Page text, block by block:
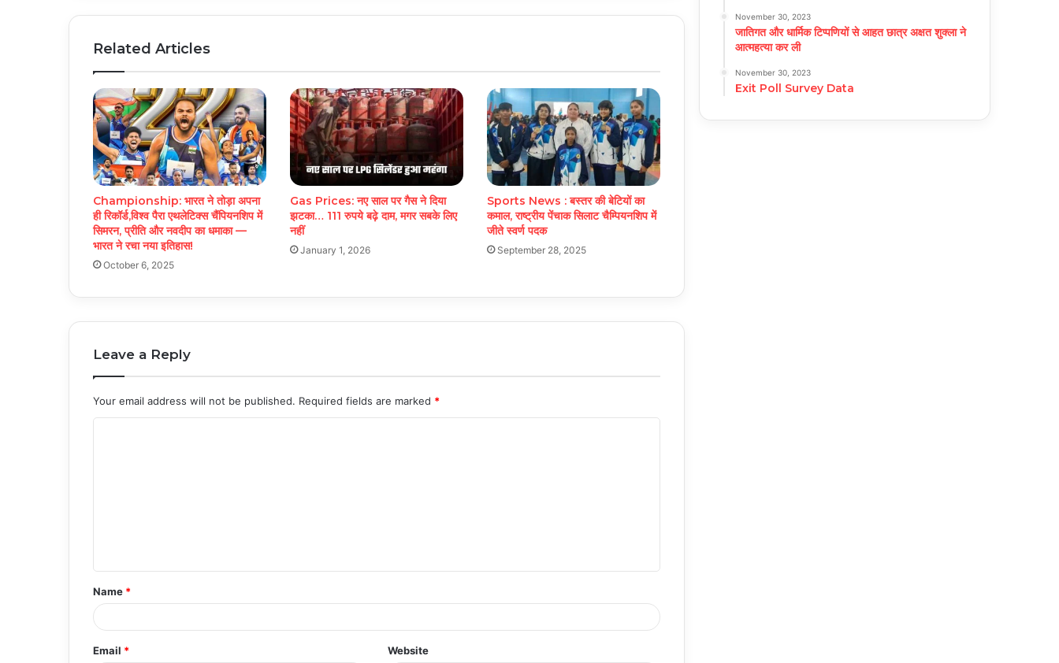
Related Articles
Championship: भारत ने तोड़ा अपना
ही रिकॉर्ड,विश्व पैरा एथलेटिक्स चैंपियनशिप में
सिमरन, प्रीति और नवदीप का धमाका —
भारत ने रचा नया इतिहास!
October 6, 2025
Gas Prices: नए साल पर गैस ने दिया
झटका… 111 रुपये बढ़े दाम, मगर सबके लिए
नहीं
January 1, 2026
Sports News : बस्तर की बेटियों का
कमाल, राष्ट्रीय पेंचाक सिलाट चैम्पियनशिप में
जीते स्वर्ण पदक
September 28, 2025
Leave a Reply
Your email address will not be published. Required fields are marked *
t
*
Name *
Email * Website
November 30, 2023
जातिगत और धार्मिक टिप्पणियों से आहत छात्र अक्षत शुक्ला ने
आत्महत्या कर ली
November 30, 2023
Exit Poll Survey Data